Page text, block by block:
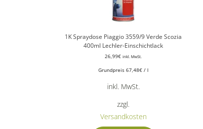
1K Spraydose Piaggio 3559/9 Verde Scozia
400ml Lechler-Einschichtlack
26,99€ inkl. MwSt.
Grundpreis 67,48€/ l
inkl. MwSt.
zzgl.
Versandkosten